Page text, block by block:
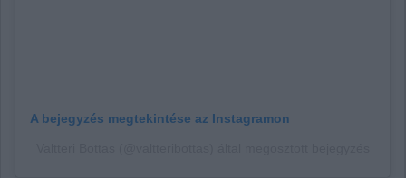
A bejegyzés megtekintése az Instagramon